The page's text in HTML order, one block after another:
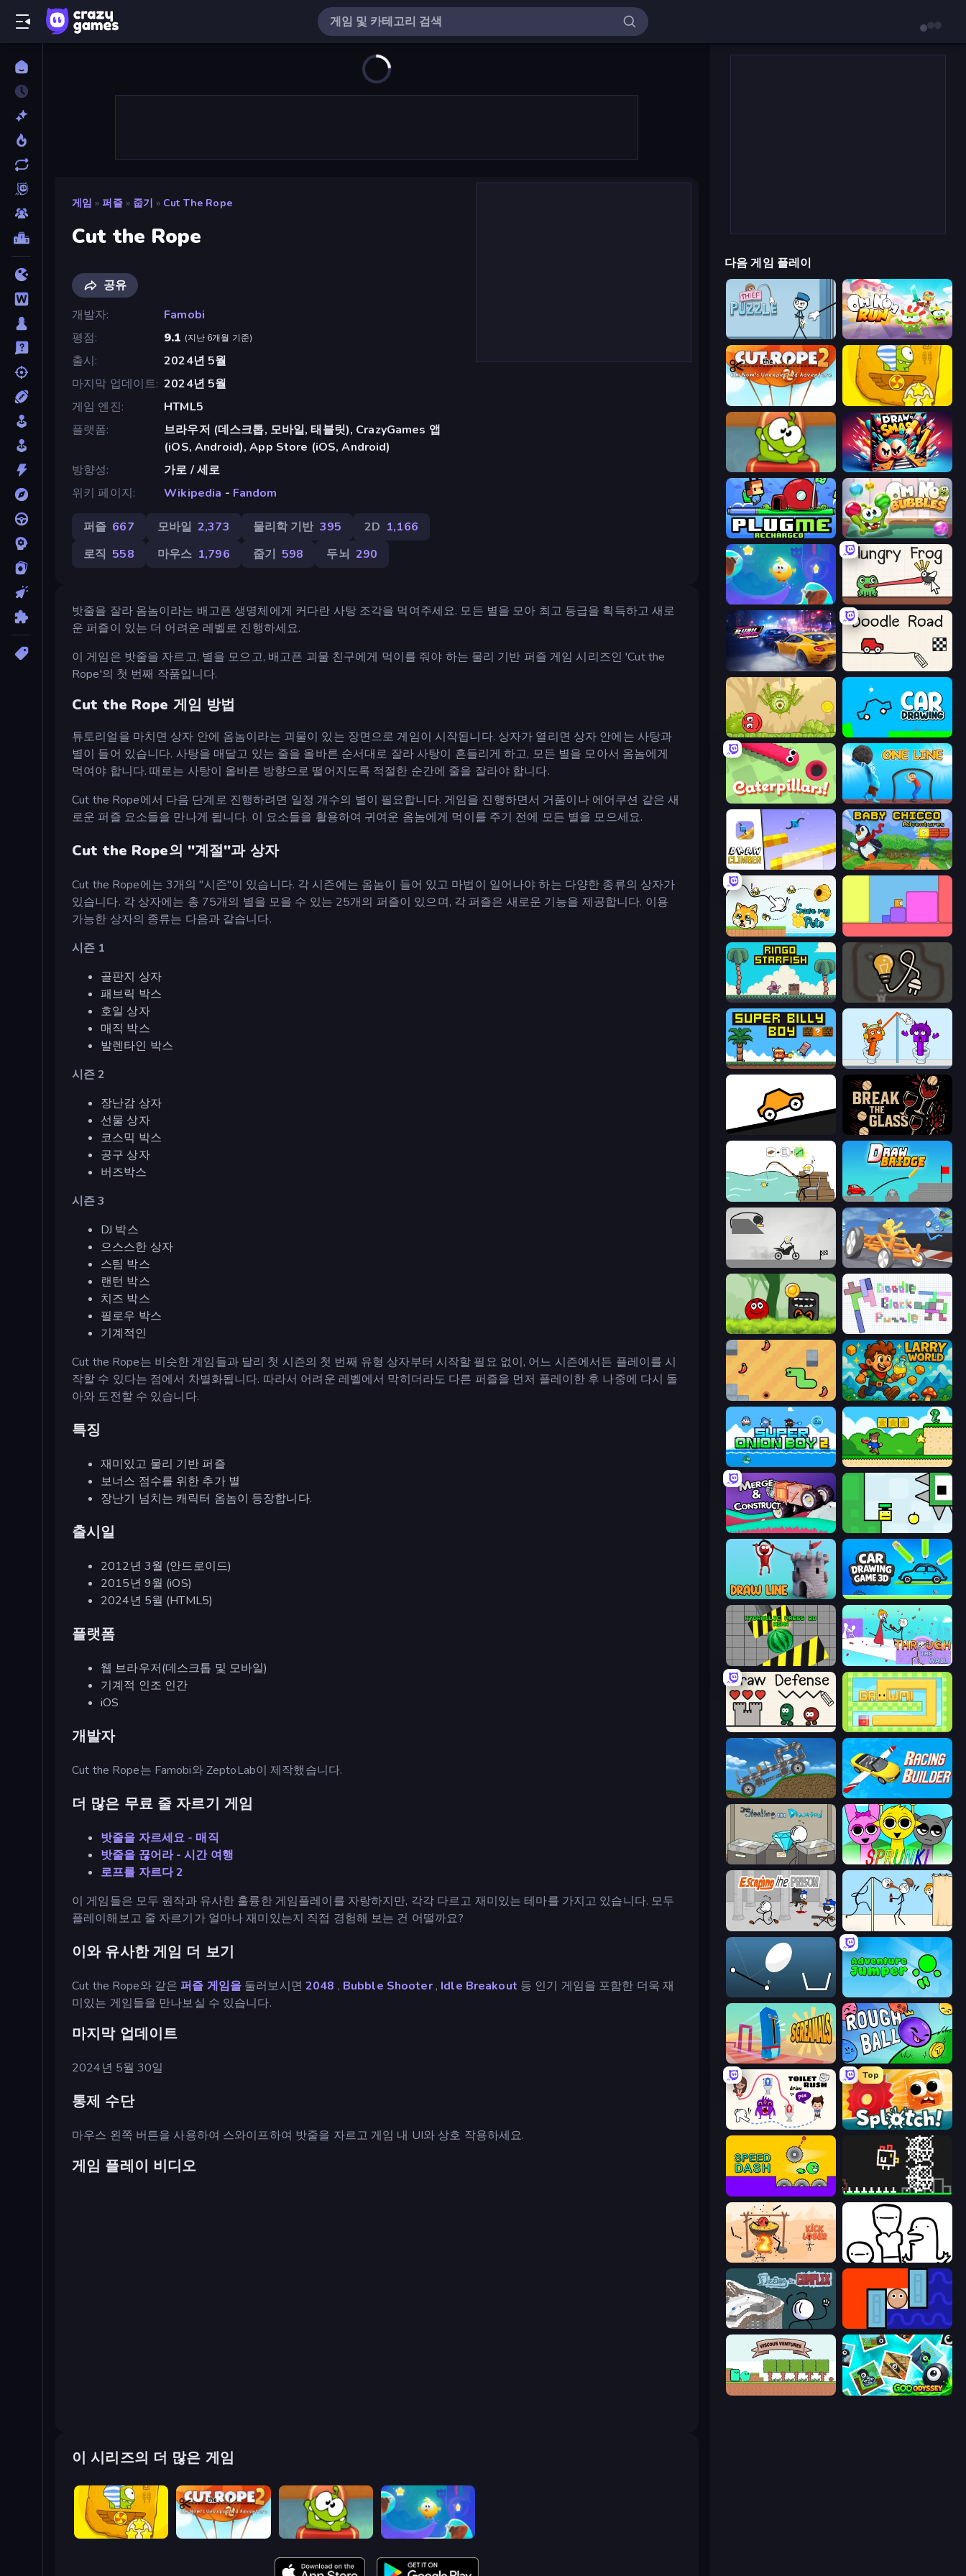
게임 » 퍼즐 » 줍기 » Cut The Rope
Cut the Rope
공유
개발자
Famobi
평점
9.1 (지난 6개월 기준)
출시
2024년 5월
마지막 업데이트 2024년 5월
게임 엔진
HTML5
플랫폼
브라우저 (데스크톱, 모바일, 태블릿), CrazyGames 앱
(iOS, Android), App Store (iOS, Android)
방향성
가로 / 세로
위키 페이지
Wikipedia - Fandom
퍼즐 667 모바일 2,373 물리학 기반 395 2D 1,166
로직 558 마우스 1,796 줍기 598 두뇌 290
밧줄을 잘라 옴놈이라는 배고픈 생명체에게 커다란 사탕 조각을 먹여주세요. 모든 별을 모아 최고 등급을 획득하고 새로
운 퍼즐이 있는 더 어려운 레벨로 진행하세요.
이 게임은 밧줄을 자르고, 별을 모으고, 배고픈 괴물 친구에게 먹이를 줘야 하는 물리 기반 퍼즐 게임 시리즈인 'Cut the
Rope'의 첫 번째 작품입니다.
Cut the Rope 게임 방법
튜토리얼을 마치면 상자 안에 옴놈이라는 괴물이 있는 장면으로 게임이 시작됩니다. 상자가 열리면 상자 안에는 사탕과
별이 들어 있습니다. 사탕을 매달고 있는 줄을 올바른 순서대로 잘라 사탕이 흔들리게 하고, 모든 별을 모아서 옴놈에게
먹여야 합니다. 때로는 사탕이 올바른 방향으로 떨어지도록 적절한 순간에 줄을 잘라야 합니다.
Cut the Rope에서 다음 단계로 진행하려면 일정 개수의 별이 필요합니다. 게임을 진행하면서 거품이나 에어쿠션 같은 새
로운 퍼즐 요소들을 만나게 됩니다. 이 요소들을 활용하여 귀여운 옴놈에게 먹이를 주기 전에 모든 별을 모으세요.
Cut the Rope의 "계절"과 상자
Cut the Rope에는 3개의 "시즌"이 있습니다. 각 시즌에는 옴놈이 들어 있고 마법이 일어나야 하는 다양한 종류의 상자가
있습니다. 각 상자에는 총 75개의 별을 모을 수 있는 25개의 퍼즐이 있으며, 각 퍼즐은 새로운 기능을 제공합니다. 이용
가능한 상자의 종류는 다음과 같습니다.
시즌 1
골판지 상자
패브릭 박스
호일 상자
매직 박스
발렌타인 박스
시즌 2
장난감 상자
선물 상자
코스믹 박스
공구 상자
버즈박스
시즌 3
DJ 박스
으스스한 상자
스팀 박스
랜턴 박스
치즈 박스
필로우 박스
기계적인
Cut the Rope는 비슷한 게임들과 달리 첫 시즌의 첫 번째 유형 상자부터 시작할 필요 없이, 어느 시즌에서든 플레이를 시
작할 수 있다는 점에서 차별화됩니다. 따라서 어려운 레벨에서 막히더라도 다른 퍼즐을 먼저 플레이한 후 나중에 다시 돌
아와 도전할 수 있습니다.
특징
재미있고 물리 기반 퍼즐
보너스 점수를 위한 추가 별
장난기 넘치는 캐릭터 옴놈이 등장합니다.
출시일
2012년 3월 (안드로이드)
2015년 9월 (iOS)
2024년 5월 (HTML5)
플랫폼
웹 브라우저(데스크톱 및 모바일)
기계적 인조 인간
iOS
개발자
Cut the Rope는 Famobi와 ZeptoLab이 제작했습니다.
더 많은 무료 줄 자르기 게임
밧줄을 자르세요 - 매직
밧줄을 끊어라 - 시간 여행
로프를 자르다 2
이 게임들은 모두 원작과 유사한 훌륭한 게임플레이를 자랑하지만, 각각 다르고 재미있는 테마를 가지고 있습니다. 모두
플레이해보고 줄 자르기가 얼마나 재미있는지 직접 경험해 보는 건 어떨까요?
이와 유사한 게임 더 보기
Cut the Rope와 같은 퍼즐 게임을 둘러보시면 2048 , Bubble Shooter, Idle Breakout 등 인기 게임을 포함한 더욱 재
미있는 게임들을 만나보실 수 있습니다.
마지막 업데이트
2024년 5월 30일
통제 수단
마우스 왼쪽 버튼을 사용하여 스와이프하여 밧줄을 자르고 게임 내 UI와 상호 작용하세요.
게임 플레이 비디오
이 시리즈의 더 많은 게임
Cut The Rope 2 Cut the Rope: Experiments Cut the Rope: Magic
다음 게임 플레이
Thief Puzzle Om Nom: Run
Cut The Rope 2
Draw To Smash!
Plug Me Recharged Om Nom: Bubbles
Cut the Rope: Magic Hungry Frog
Rush Hour
Red Bounce Ball 5 Car Drawing Game
Caterpillars One Line
Draw Climber Baby Chicco Adventures
Save My Pets
Ringo Starfish Light The Lamp
Super Billy Boy Square Punki Long Hand
Bouncy Motors Break the Glass
Alchemy Puzzle Draw Bridge
Draw Crash Race
Ball Hero Adventure: Red Bounce Ball Doodle Block Puzzle
SSSPICY! Larry World
Super Onion Boy 2 Steve's World
Merge & Construct
Draw Line Car Drawing Game 3D
Hydraulic Press 2D ASMR Through the Wall
Draw Defense Growmi
Move It! Racing Builder
Stealing the Diamond Sprunki
Escaping the Prison Gomu Goman
Bouncy Egg Adventure Jumper
Screamals Rough Ball
Top
Splotch!
Chicken and Bee
Kick Loser I Don't Even Know
Fleeing the Complex Lava and Aqua
Viscous Ventures Goo Odyssey